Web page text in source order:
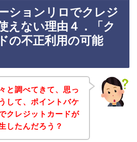
ションリロでクレジ
えない理由４．「ク
の不正利用の可能
と調べてきて、思っ
して、ポイントバケ
クレジットカードが
したんだろう？